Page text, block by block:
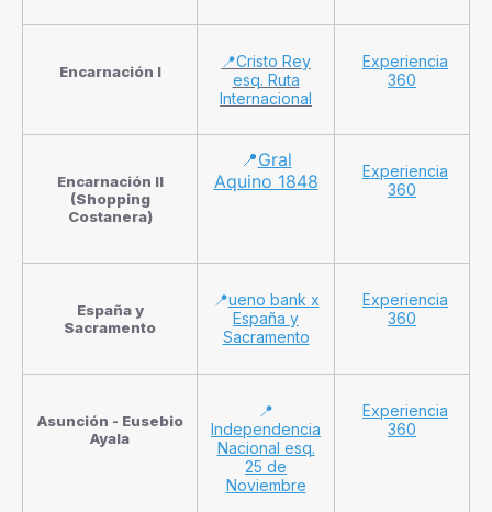
Encarnación I
📍Cristo Rey
esq. Ruta
Internacional
Experiencia
360
Encarnación II
(Shopping
Costanera)
📍Gral
Aquino 1848
Experiencia
360
España y
Sacramento
📍ueno bank x
España y
Sacramento
Experiencia
360
Asunción - Eusebio
Ayala
📍
Independencia
Nacional esq.
25 de
Noviembre
Experiencia
360